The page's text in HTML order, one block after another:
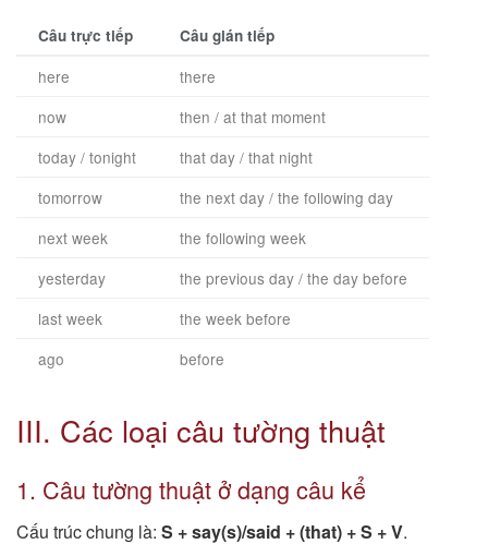
Câu trực tiếp Câu gián tiếp
here
there
now
then / at that moment
today / tonight
that day / that night
tomorrow
the next day / the following day
next week
the following week
yesterday
the previous day / the day before
last week
the week before
ago
before
III. Các loại câu tường thuật
1. Câu tường thuật ở dạng câu kể
Cấu trúc chung là: S + say(s)/said + (that) + S + V.